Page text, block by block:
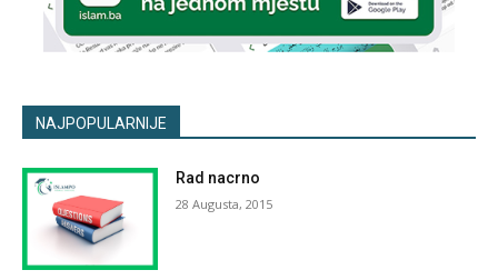
NAJPOPULARNIJE
Rad nacrno
28 Augusta, 2015